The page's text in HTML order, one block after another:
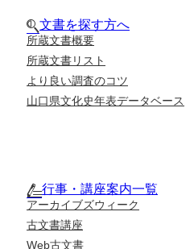
文書を探す方へ
所蔵文書概要
所蔵文書リスト
より良い調査のコツ
山口県文化史年表データベース
行事・講座案内一覧
アーカイブズウィーク
古文書講座
Web古文書